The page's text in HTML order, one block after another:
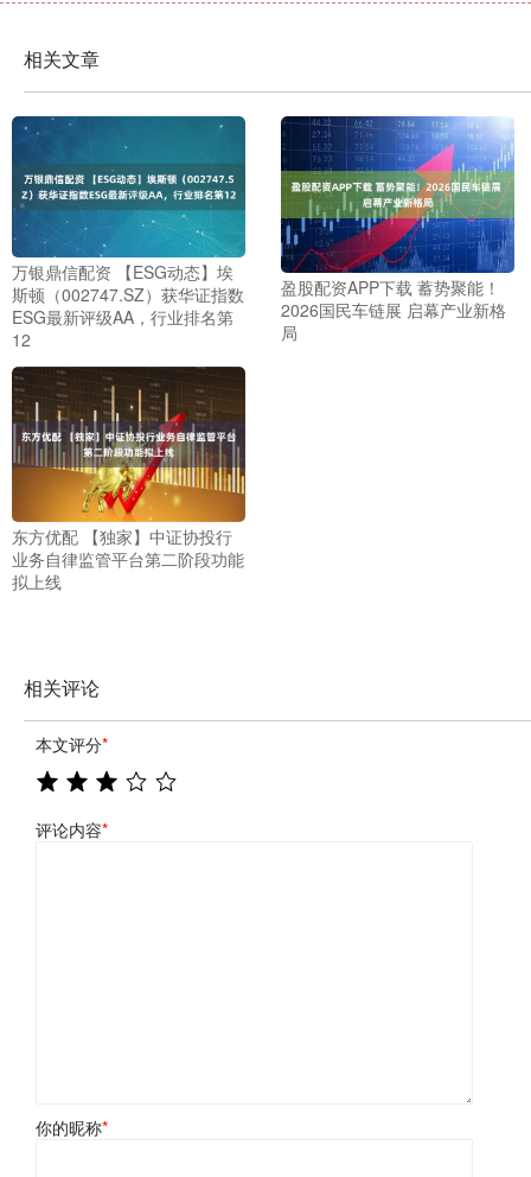
相关文章
万银鼎信配资 【ESG动态】埃
斯顿（002747.SZ）获华证指数
ESG最新评级AA，行业排名第
12
盈股配资APP下载 蓄势聚能！
2026国民车链展 启幕产业新格
局
东方优配 【独家】中证协投行
业务自律监管平台第二阶段功能
拟上线
相关评论
本文评分*
评论内容*
你的昵称*